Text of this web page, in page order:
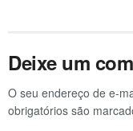
Deixe um
O seu endereço de e-
obrigatórios são